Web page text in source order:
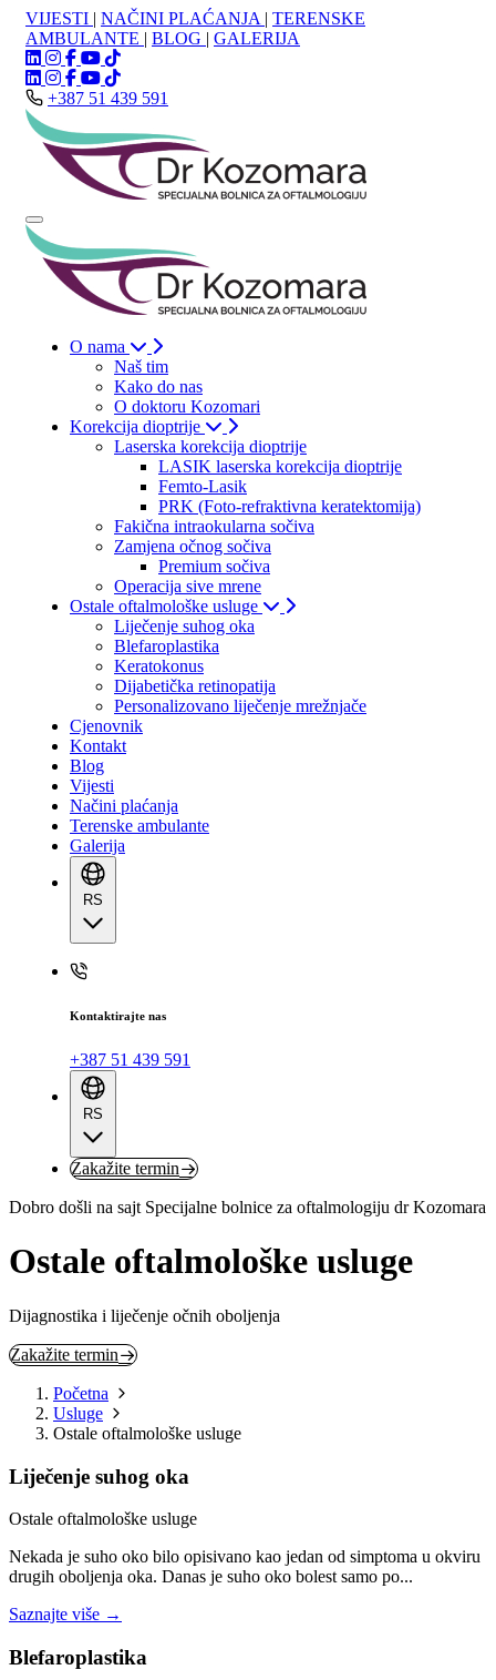
VIJESTI | NAČINI PLAĆANJA | TERENSKE
AMBULANTE | BLOG | GALERIJA
+387 51 439 591
O nama
Naš tim
Kako do nas
O doktoru Kozomari
Korekcija dioptrije
Laserska korekcija dioptrije
LASIK laserska korekcija dioptrije
Femto-Lasik
PRK (Foto-refraktivna keratektomija)
Fakična intraokularna sočiva
Zamjena očnog sočiva
Premium sočiva
Operacija sive mrene
Ostale oftalmološke usluge
Liječenje suhog oka
Blefaroplastika
Keratokonus
Dijabetička retinopatija
Personalizovano liječenje mrežnjače
Cjenovnik
Kontakt
Blog
Vijesti
Načini plaćanja
Terenske ambulante
Galerija
RS
Kontaktirajte nas
+387 51 439 591
RS
Zakažite termin
Dobro došli na sajt Specijalne bolnice za oftalmologiju dr Kozomara
Ostale oftalmološke usluge
Dijagnostika i liječenje očnih oboljenja
Zakažite termin
Početna
Usluge
Ostale oftalmološke usluge
Liječenje suhog oka
Ostale oftalmološke usluge
Nekada je suho oko bilo opisivano kao jedan od simptoma u okviru
drugih oboljenja oka. Danas je suho oko bolest samo po...
Saznajte više →
Blefaroplastika